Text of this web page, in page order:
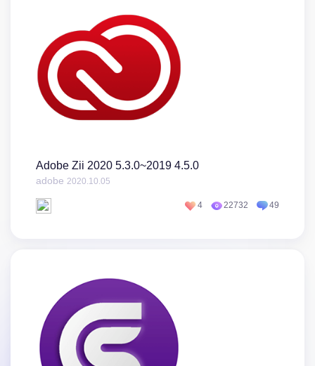
Adobe Zii 2020 5.3.0~2019 4.5.0
adobe 2020.10.05
4 22732 49